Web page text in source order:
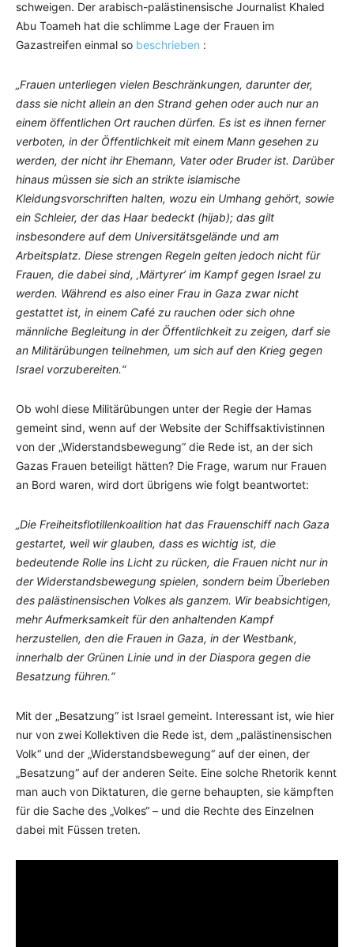
schweigen. Der arabisch-palästinensische Journalist Khaled
Abu Toameh hat die schlimme Lage der Frauen im
Gazastreifen einmal so beschrieben :
„Frauen unterliegen vielen Beschränkungen, darunter der,
dass sie nicht allein an den Strand gehen oder auch nur an
einem öffentlichen Ort rauchen dürfen. Es ist es ihnen ferner
verboten, in der Öffentlichkeit mit einem Mann gesehen zu
werden, der nicht ihr Ehemann, Vater oder Bruder ist. Darüber
hinaus müssen sie sich an strikte islamische
Kleidungsvorschriften halten, wozu ein Umhang gehört, sowie
ein Schleier, der das Haar bedeckt (hijab); das gilt
insbesondere auf dem Universitätsgelände und am
Arbeitsplatz. Diese strengen Regeln gelten jedoch nicht für
Frauen, die dabei sind, ‚Märtyrer’ im Kampf gegen Israel zu
werden. Während es also einer Frau in Gaza zwar nicht
gestattet ist, in einem Café zu rauchen oder sich ohne
männliche Begleitung in der Öffentlichkeit zu zeigen, darf sie
an Militärübungen teilnehmen, um sich auf den Krieg gegen
Israel vorzubereiten.“
Ob wohl diese Militärübungen unter der Regie der Hamas
gemeint sind, wenn auf der Website der Schiffsaktivistinnen
von der „Widerstandsbewegung“ die Rede ist, an der sich
Gazas Frauen beteiligt hätten? Die Frage, warum nur Frauen
an Bord waren, wird dort übrigens wie folgt beantwortet:
„Die Freiheitsflotillenkoalition hat das Frauenschiff nach Gaza
gestartet, weil wir glauben, dass es wichtig ist, die
bedeutende Rolle ins Licht zu rücken, die Frauen nicht nur in
der Widerstandsbewegung spielen, sondern beim Überleben
des palästinensischen Volkes als ganzem. Wir beabsichtigen,
mehr Aufmerksamkeit für den anhaltenden Kampf
herzustellen, den die Frauen in Gaza, in der Westbank,
innerhalb der Grünen Linie und in der Diaspora gegen die
Besatzung führen.“
Mit der „Besatzung“ ist Israel gemeint. Interessant ist, wie hier
nur von zwei Kollektiven die Rede ist, dem „palästinensischen
Volk“ und der „Widerstandsbewegung“ auf der einen, der
„Besatzung“ auf der anderen Seite. Eine solche Rhetorik kennt
man auch von Diktaturen, die gerne behaupten, sie kämpften
für die Sache des „Volkes“ – und die Rechte des Einzelnen
dabei mit Füssen treten.